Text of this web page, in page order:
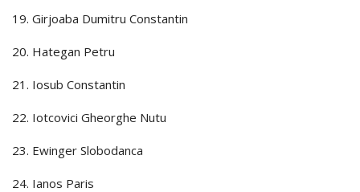
19. Girjoaba Dumitru Constantin
20. Hategan Petru
21. Iosub Constantin
22. Iotcovici Gheorghe Nutu
23. Ewinger Slobodanca
24. Ianos Paris